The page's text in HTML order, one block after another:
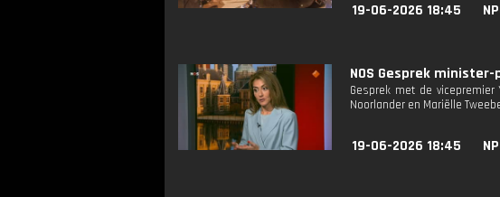
19-06-2026 18:45
NOS Gesprek
Gesprek met de
Noorlander en Mariëlle
19-06-2026 18:45